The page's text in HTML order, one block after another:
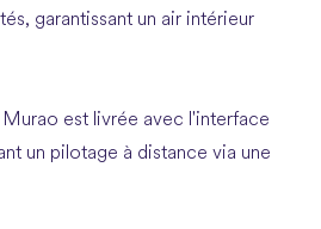
garantissant un air intérieur
Murao est livrée avec l'interface
un pilotage à distance via une